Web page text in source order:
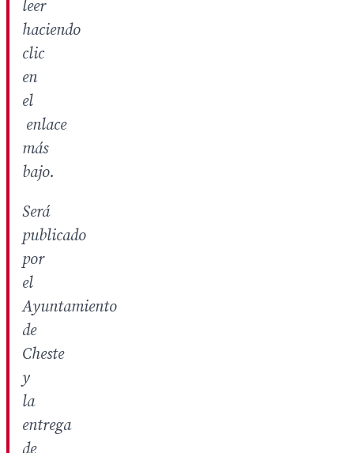
leer
haciendo
clic
en
el
enlace
más
bajo.
Será
publicado
por
el
Ayuntamiento
de
Cheste
y
la
entrega